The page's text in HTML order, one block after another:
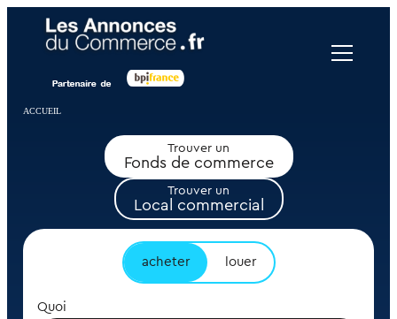
ACCUEIL
Trouver un
Fonds de commerce
Trouver un
Local commercial
acheter louer
Quoi
Panneau de gestion des cookies